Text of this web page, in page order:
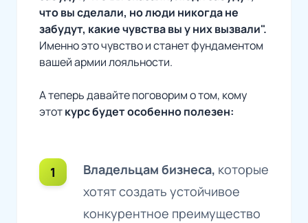
что вы сделали, но люди никогда не
забудут, какие чувства вы у них вызвали".
Именно это чувство и станет фундаментом
вашей армии лояльности.
А теперь давайте поговорим о том, кому
этоткурс будет особенно полезен:
Владельцам бизнеса, которые
хотят создать устойчивое
конкурентное преимущество